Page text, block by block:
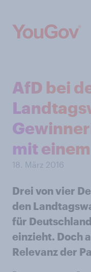
AfD bei
mit
18. März 2016
Drei von vier
den
für
einzieht. Doch
Relevanz der